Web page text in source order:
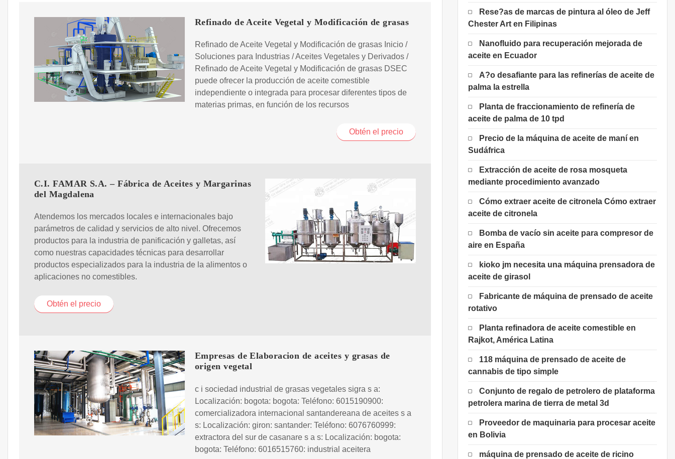
Refinado de Aceite Vegetal y Modificación de grasas
Refinado de Aceite Vegetal y Modificación de grasas Inicio /
Soluciones para Industrias / Aceites Vegetales y Derivados /
Refinado de Aceite Vegetal y Modificación de grasas DSEC
puede ofrecer la producción de aceite comestible
independiente o integrada para procesar diferentes tipos de
materias primas, en función de los recursos
Obtén el precio
C.I. FAMAR S.A. – Fábrica de Aceites y Margarinas
del Magdalena
Atendemos los mercados locales e internacionales bajo
parámetros de calidad y servicios de alto nivel. Ofrecemos
productos para la industria de panificación y galletas, así
como nuestras capacidades técnicas para desarrollar
productos especializados para la industria de la alimentos o
aplicaciones no comestibles.
Obtén el precio
Empresas de Elaboracion de aceites y grasas de
origen vegetal
c i sociedad industrial de grasas vegetales sigra s a:
Localización: bogota: bogota: Teléfono: 6015190900:
comercializadora internacional santandereana de aceites s a
s: Localización: giron: santander: Teléfono: 6076760999:
extractora del sur de casanare s a s: Localización: bogota:
bogota: Teléfono: 6016515760: industrial aceitera
Rese?as de marcas de pintura al óleo de Jeff
Chester Art en Filipinas
Nanofluido para recuperación mejorada de
aceite en Ecuador
A?o desafiante para las refinerías de aceite de
palma la estrella
Planta de fraccionamiento de refinería de
aceite de palma de 10 tpd
Precio de la máquina de aceite de maní en
Sudáfrica
Extracción de aceite de rosa mosqueta
mediante procedimiento avanzado
Cómo extraer aceite de citronela Cómo extraer
aceite de citronela
Bomba de vacío sin aceite para compresor de
aire en España
kioko jm necesita una máquina prensadora de
aceite de girasol
Fabricante de máquina de prensado de aceite
rotativo
Planta refinadora de aceite comestible en
Rajkot, América Latina
118 máquina de prensado de aceite de
cannabis de tipo simple
Conjunto de regalo de petrolero de plataforma
petrolera marina de tierra de metal 3d
Proveedor de maquinaria para procesar aceite
en Bolivia
máquina de prensado de aceite de ricino